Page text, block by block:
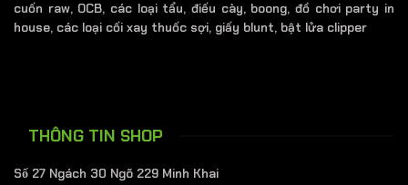
cuốn raw, OCB, các loại tẩu, điếu cày, boong, đồ chơi party in
house, các loại cối xay thuốc sợi, giấy blunt, bật lửa clipper
THÔNG TIN SHOP
Số 27 Ngách 30 Ngõ 229 Minh Khai